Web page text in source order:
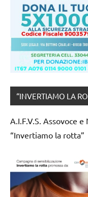
“INVERTIAMO LA
A.I.F.V.S. Assovoce
“Invertiamo la rotta”